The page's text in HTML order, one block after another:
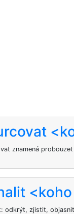
znamená
odkrýt, zjistit,